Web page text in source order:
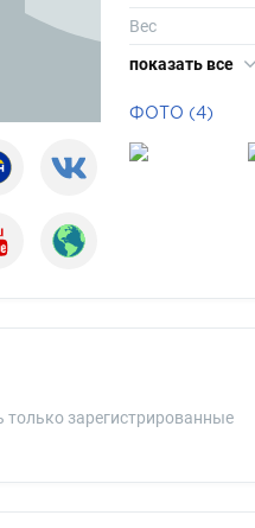
Вес
Размер одежды
показать все
ФОТО (4)
только зарегистрированные